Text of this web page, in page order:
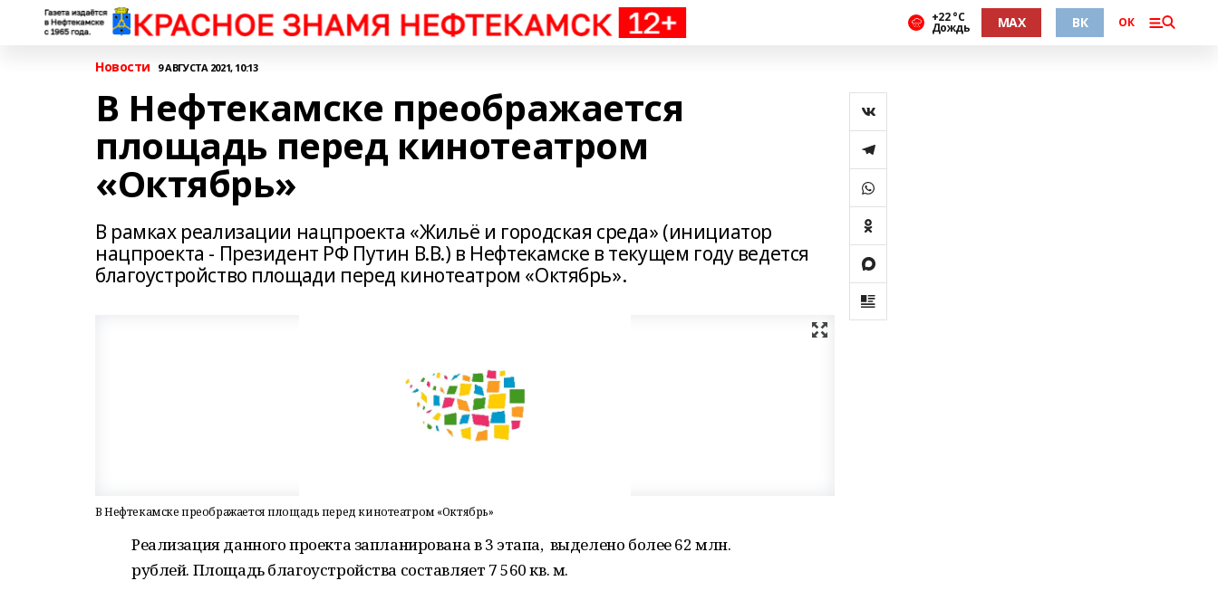
+22 °С
Дождь MAX ВК ОК
Новости 9 АВГУСТА 2021, 10:13
В Нефтекамске преображается
площадь перед кинотеатром
«Октябрь»
В рамках реализации нацпроекта «Жильё и городская среда» (инициатор
нацпроекта - Президент РФ Путин В.В.) в Нефтекамске в текущем году ведется
благоустройство площади перед кинотеатром «Октябрь».
В Нефтекамске преображается площадь перед кинотеатром «Октябрь»
Реализация данного проекта запланирована в 3 этапа, выделено более 62 млн.
рублей. Площадь благоустройства составляет 7 560 кв. м.